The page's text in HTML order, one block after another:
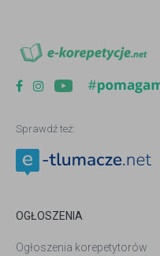
Sprawdź też:
OGŁOSZENIA
Ogłoszenia korepetytorów